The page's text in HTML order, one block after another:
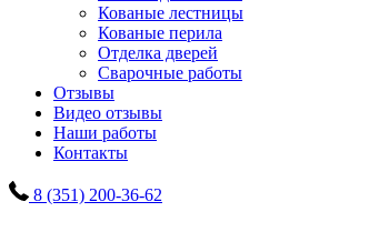
Кованые лестницы
Кованые перила
Отделка дверей
Сварочные работы
Отзывы
Видео отзывы
Наши работы
Контакты
8 (351) 200-36-62